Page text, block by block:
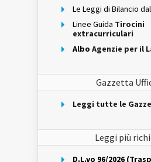
Le Leggi di Bilancio
Linee Guida Tirocini
extracurriculari
Albo Agenzie per il
Gazzetta
Leggi tutte le
Leggi più
D.L.vo 96/2026